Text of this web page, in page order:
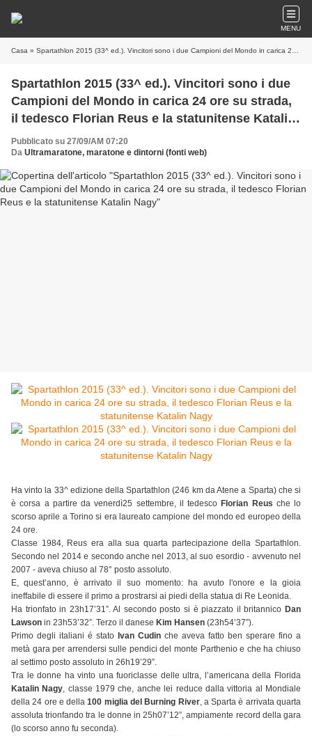
MENU
Casa » Spartathlon 2015 (33^ ed.). Vincitori sono i due Campioni del Mondo in carica 24 ore su strada, il tedesco Florian Reus e la statunitense Katalin Nagy
Spartathlon 2015 (33^ ed.). Vincitori sono i due
Campioni del Mondo in carica 24 ore su strada,
il tedesco Florian Reus e la statunitense Katalin
Nagy
Pubblicato su 27/09/AM 07:20
Da Ultramaratone, maratone e dintorni (fonti web)
Ha vinto la 33^ edizione della Spartathlon (246 km da Atene a Sparta) che si
è corsa a partire da venerdì25 settembre, il tedesco Florian Reus che lo
scorso aprile a Torino si era laureato campione del mondo ed europeo della
24 ore.
Classe 1984, Reus era alla sua quarta partecipazione della Spartathlon.
Secondo nel 2014 e secondo anche nel 2013, al suo esordio - avvenuto nel
2007 - aveva chiuso al 78° posto assoluto.
E, quest’anno, è arrivato il suo momento: ha avuto l'onore e la gioia
ineffabile di essere il primo a prostrarsi ai piedi della statua di Re Leonida.
Ha trionfato in 23h17’31”. Al secondo posto si è piazzato il britannico Dan
Lawson in 23h53’32”. Terzo il danese Kim Hansen (23h54’37”).
Primo degli italiani é stato Ivan Cudin che aveva fatto ben sperare fino a
metà gara per arrendersi sulle pendici del monte Parthenio e che ha chiuso
al settimo posto assoluto in 26h19’29”.
Tra le donne ha vinto una fuoriclasse delle ultra, l’americana della Florida
Katalin Nagy, classe 1979 che, anche lei reduce dalla vittoria al Mondiale
della 24 ore e della100 miglia del Burning River, a Sparta è arrivata quarta
assoluta trionfando tra le donne in 25h07’12”, ampiamente record della gara
(lo scorso anno fu seconda).